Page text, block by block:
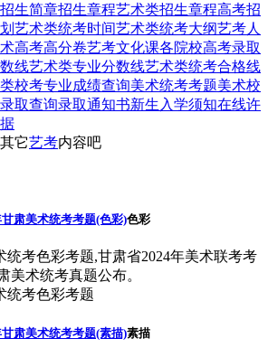
生简章招生章程艺术类招生章程高考招
艺术类统考时间艺术类统考大纲艺考人
高考高分卷艺考文化课各院校高考录取
线艺术类专业分数线艺术类统考合格线
校考专业成绩查询美术统考考题美术校
录取查询录取通知书新生入学须知在线许
它艺考内容吧
甘肃美术统考考题(色彩)色彩
统考色彩考题,甘肃省2024年美术联考考
美术统考真题公布。
甘肃美术统考考题(素描)素描